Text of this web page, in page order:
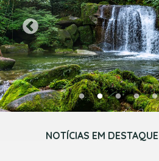
NOTÍCIAS EM DESTAQUE